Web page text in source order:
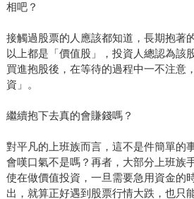
相吧？
接觸過股票的人應該都知道，長期抱著
以上都是「價值股」，投資人總認為該
買進抱股後，在等待的過程中一不注意
資」。
繼續抱下去真的會賺錢嗎？
對平凡的上班族而言，這不是件簡單的
會嘆口氣不是嗎？再者，大部分上班族
使在做價值投資，一旦需要急用資金的
出，就算正好遇到股票行情大跌，也只